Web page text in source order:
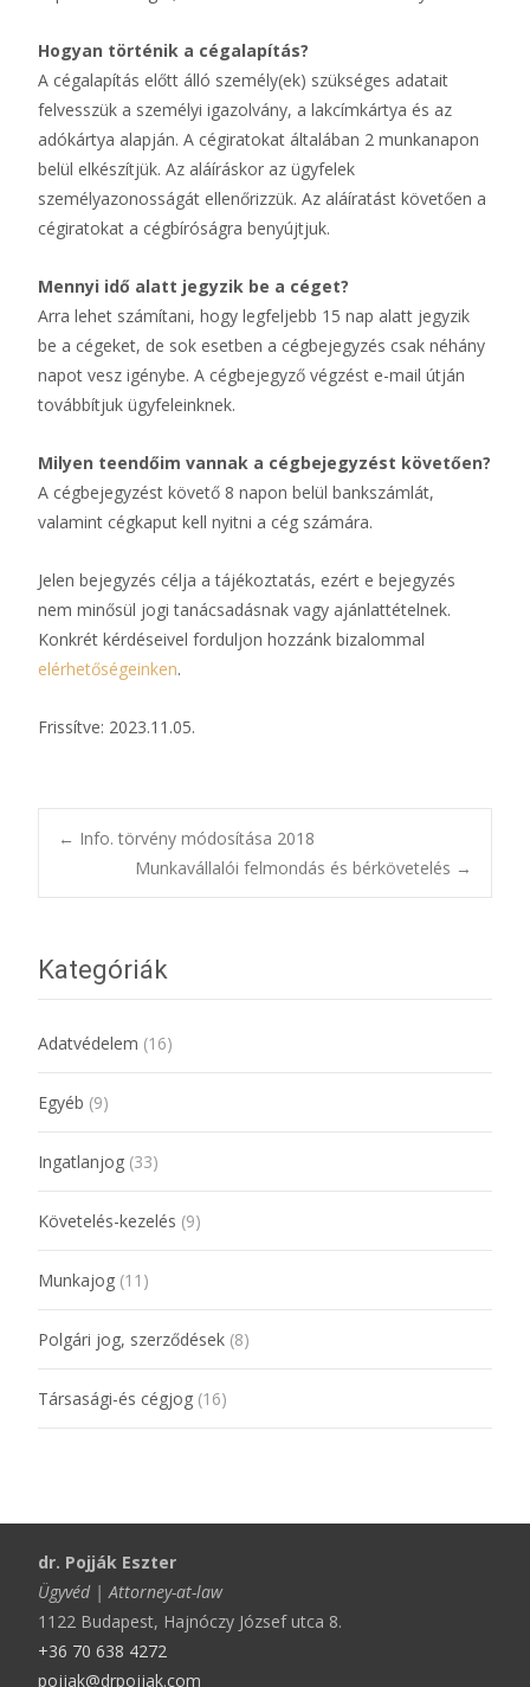
Hogyan történik a cégalapítás?
A cégalapítás előtt álló személy(ek) szükséges adatait
felvesszük a személyi igazolvány, a lakcímkártya és az
adókártya alapján. A cégiratokat általában 2 munkanapon
belül elkészítjük. Az aláíráskor az ügyfelek
személyazonosságát ellenőrizzük. Az aláíratást követően a
cégiratokat a cégbíróságra benyújtjuk.
Mennyi idő alatt jegyzik be a céget?
Arra lehet számítani, hogy legfeljebb 15 nap alatt jegyzik
be a cégeket, de sok esetben a cégbejegyzés csak néhány
napot vesz igénybe. A cégbejegyző végzést e-mail útján
továbbítjuk ügyfeleinknek.
Milyen teendőim vannak a cégbejegyzést követően?
A cégbejegyzést követő 8 napon belül bankszámlát,
valamint cégkaput kell nyitni a cég számára.
Jelen bejegyzés célja a tájékoztatás, ezért e bejegyzés
nem minősül jogi tanácsadásnak vagy ajánlattételnek.
Konkrét kérdéseivel forduljon hozzánk bizalommal
elérhetőségeinken.
Frissítve: 2023.11.05.
← Info. törvény módosítása 2018
Munkavállalói felmondás és bérkövetelés →
Kategóriák
Adatvédelem (16)
Egyéb (9)
Ingatlanjog (33)
Követelés-kezelés (9)
Munkajog (11)
Polgári jog, szerződések (8)
Társasági-és cégjog (16)
dr. Pojják Eszter
Ügyvéd | Attorney-at-law
1122 Budapest, Hajnóczy József utca 8.
+36 70 638 4272
pojjak@drpojjak.com